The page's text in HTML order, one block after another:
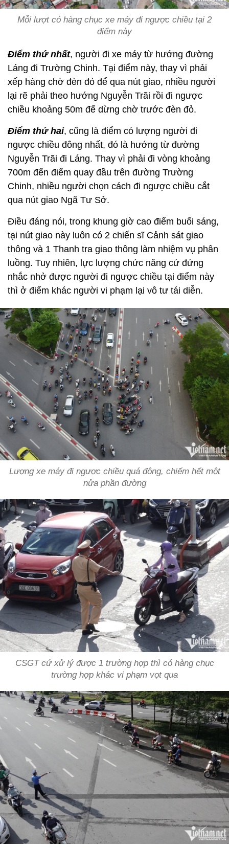
Mỗi lượt có hàng chục xe máy đi ngược chiều tại 2
điểm này
Điểm thứ nhất, người đi xe máy từ hướng đường
Láng đi Trường Chinh. Tại điểm này, thay vì phải
xếp hàng chờ đèn đỏ để qua nút giao, nhiều người
lại rẽ phải theo hướng Nguyễn Trãi rồi đi ngược
chiều khoảng 50m để dừng chờ trước đèn đỏ.
Điểm thứ hai, cũng là điểm có lượng người đi
ngược chiều đông nhất, đó là hướng từ đường
Nguyễn Trãi đi Láng. Thay vì phải đi vòng khoảng
700m đến điểm quay đầu trên đường Trường
Chinh, nhiều người chọn cách đi ngược chiều cắt
qua nút giao Ngã Tư Sở.
Điều đáng nói, trong khung giờ cao điểm buổi sáng,
tại nút giao này luôn có 2 chiến sĩ Cảnh sát giao
thông và 1 Thanh tra giao thông làm nhiệm vụ phân
luồng. Tuy nhiên, lực lượng chức năng cứ đứng
nhắc nhở được người đi ngược chiều tại điểm này
thì ở điểm khác người vi phạm lại vô tư tái diễn.
Lượng xe máy đi ngược chiều quá đông, chiếm hết một
nửa phần đường
CSGT cứ xử lý được 1 trường hợp thì có hàng chục
trường hợp khác vi phạm vọt qua